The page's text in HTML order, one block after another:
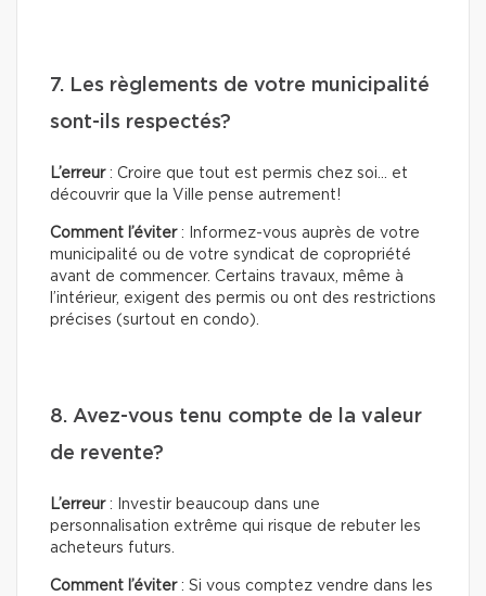
7. Les règlements de votre municipalité
sont-ils respectés?
L’erreur: Croire que tout est permis chez soi… et
découvrir que la Ville pense autrement!
Comment l’éviter: Informez-vous auprès de votre
municipalité ou de votre syndicat de copropriété
avant de commencer. Certains travaux, même à
l’intérieur, exigent des permis ou ont des restrictions
précises (surtout en condo).
8. Avez-vous tenu compte de la valeur
de revente?
L’erreur: Investir beaucoup dans une
personnalisation extrême qui risque de rebuter les
acheteurs futurs.
Comment l’éviter: Si vous comptez vendre dans les